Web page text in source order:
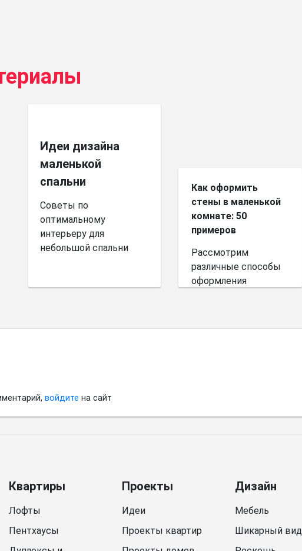
Идеи дизайна
маленькой
спальни
Советы по
оптимальному
интерьеру для
небольшой спальни
Как оформить
стены в маленькой
комнате: 50
примеров
Рассмотрим
различные способы
оформления
войдите на сайт
Квартиры
Лофты
Пентхаусы
Проекты
Идеи
Проекты квартир
Дизайн
Мебель
Шикарный вид